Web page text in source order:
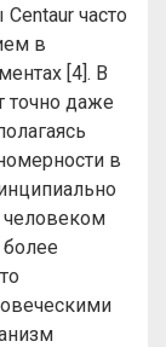
часто
в
[4]. В
точно даже
в